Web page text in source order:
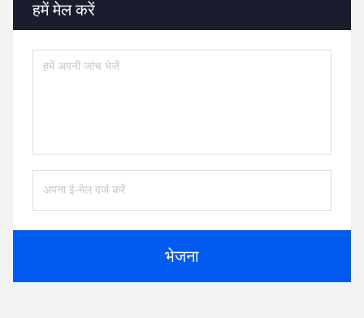
हमें मेल करें
भेजना